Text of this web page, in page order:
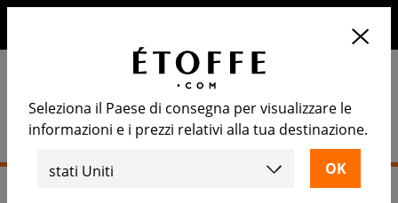
Seleziona il Paese di consegna per visualizzare le
informazioni e i prezzi relativi alla tua destinazione.